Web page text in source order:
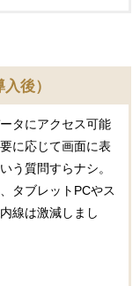
後）
タにアクセス可能
に応じて画面に表
う質問すらナシ。
タブレットPCやス
線は激減しまし